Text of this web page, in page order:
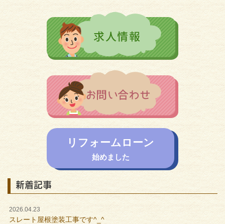
リフォームローン
始めました
新着記事
2026.04.23
スレート屋根塗装工事です^_^